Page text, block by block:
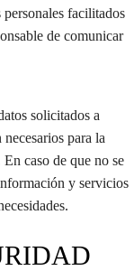
facilitados
de comunicar
solicitados a
para la
caso de que no se
y servicios